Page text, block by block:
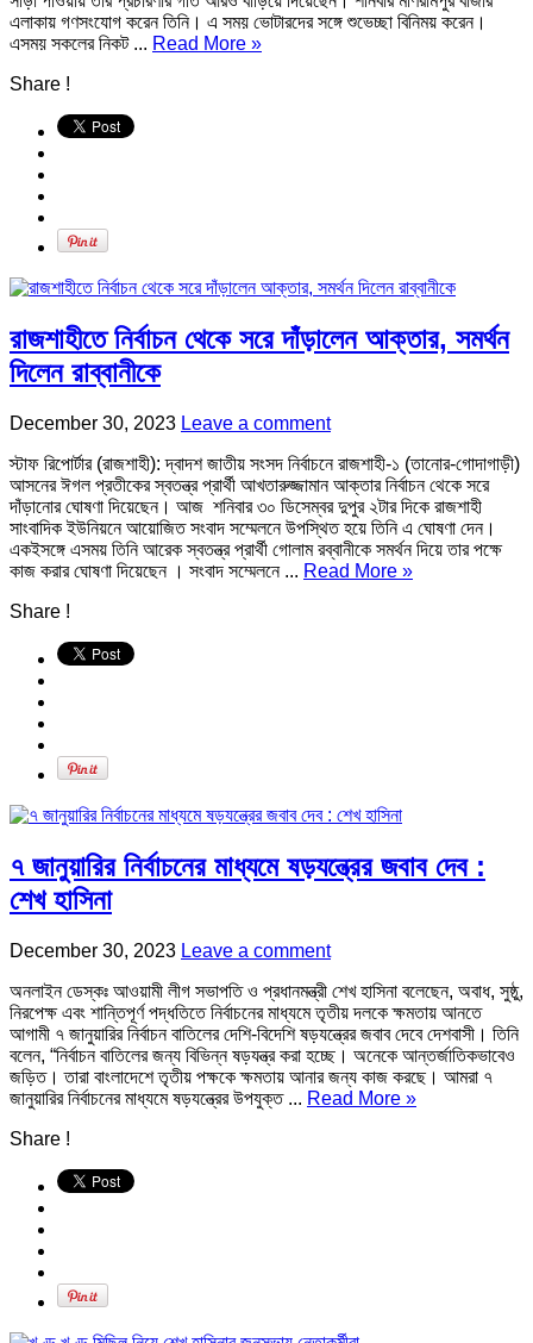
এলাকায় গণসংযোগ করেন তিনি। এ সময় ভোটারদের সঙ্গে শুভেচ্ছা বিনিময় করেন।
এসময় সকলের নিকট ... Read More »
Share !
রাজশাহীতে নির্বাচন থেকে সরে দাঁড়ালেন আক্তার, সমর্থন
দিলেন রাব্বানীকে
December 30, 2023 Leave a comment
স্টাফ রিপোর্টার (রাজশাহী): দ্বাদশ জাতীয় সংসদ নির্বাচনে রাজশাহী-১ (তানোর-গোদাগাড়ী)
আসনের ঈগল প্রতীকের স্বতন্ত্র প্রার্থী আখতারুজ্জামান আক্তার নির্বাচন থেকে সরে
দাঁড়ানোর ঘোষণা দিয়েছেন। আজ শনিবার ৩০ ডিসেম্বর দুপুর ২টার দিকে রাজশাহী
সাংবাদিক ইউনিয়নে আয়োজিত সংবাদ সম্মেলনে উপস্থিত হয়ে তিনি এ ঘোষণা দেন।
একইসঙ্গে এসময় তিনি আরেক স্বতন্ত্র প্রার্থী গোলাম রব্বানীকে সমর্থন দিয়ে তার পক্ষে
কাজ করার ঘোষণা দিয়েছেন । সংবাদ সম্মেলনে ... Read More »
Share !
৭ জানুয়ারির নির্বাচনের মাধ্যমে ষড়যন্ত্রের জবাব দেব :
শেখ হাসিনা
December 30, 2023 Leave a comment
অনলাইন ডেস্কঃ আওয়ামী লীগ সভাপতি ও প্রধানমন্ত্রী শেখ হাসিনা বলেছেন, অবাধ, সুষ্ঠু,
নিরপেক্ষ এবং শান্তিপূর্ণ পদ্ধতিতে নির্বাচনের মাধ্যমে তৃতীয় দলকে ক্ষমতায় আনতে
আগামী ৭ জানুয়ারির নির্বাচন বাতিলের দেশি-বিদেশি ষড়যন্ত্রের জবাব দেবে দেশবাসী। তিনি
বলেন, “নির্বাচন বাতিলের জন্য বিভিন্ন ষড়যন্ত্র করা হচ্ছে। অনেকে আন্তর্জাতিকভাবেও
জড়িত। তারা বাংলাদেশে তৃতীয় পক্ষকে ক্ষমতায় আনার জন্য কাজ করছে। আমরা ৭
জানুয়ারির নির্বাচনের মাধ্যমে ষড়যন্ত্রের উপযুক্ত ... Read More »
Share !